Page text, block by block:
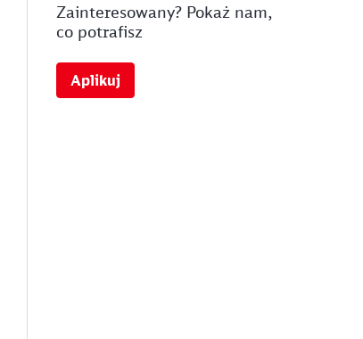
Zainteresowany? Pokaż nam,
co potrafisz
Aplikuj